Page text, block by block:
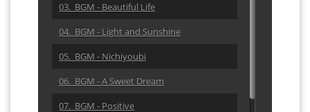
03. BGM - Beautiful Life
04. BGM - Light and Sunshine
05. BGM - Nichiyoubi
06. BGM - A Sweet Dream
07. BGM - Positive